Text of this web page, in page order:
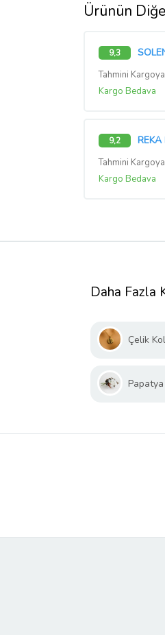
Ürünün
9,3
Tahmini
Kargo Bedava
9,2
Tahmini
Kargo Bedava
Daha Fazla
Çelik